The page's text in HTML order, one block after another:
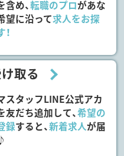
含め、転職のプロがあな
望に沿って求人をお探
取る
スタッフLINE公式アカ
友だち追加して、希望の
録すると、新着求人が届